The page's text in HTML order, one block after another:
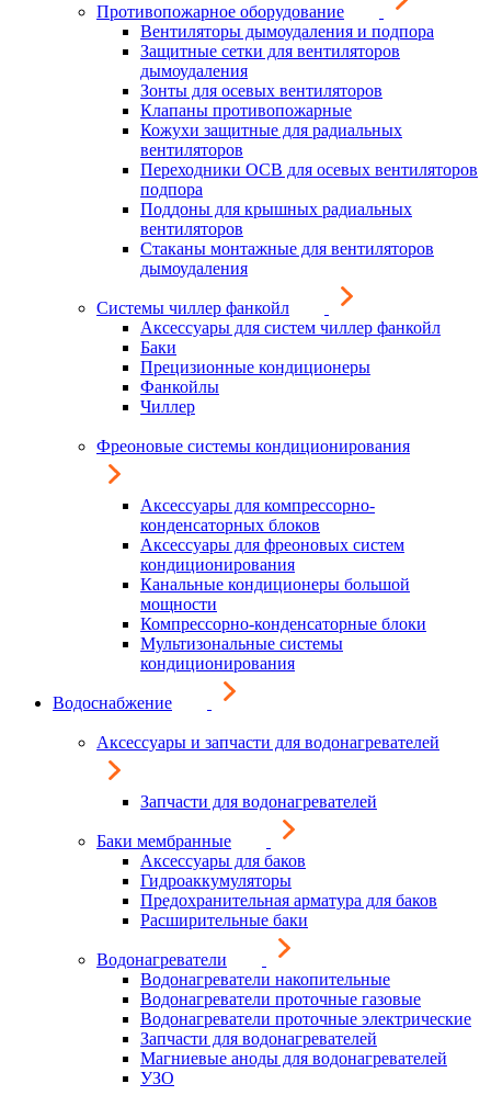
Противопожарное оборудование
Вентиляторы дымоудаления и подпора
Защитные сетки для вентиляторов
дымоудаления
Зонты для осевых вентиляторов
Клапаны противопожарные
Кожухи защитные для радиальных
вентиляторов
Переходники ОСВ для осевых вентиляторов
подпора
Поддоны для крышных радиальных
вентиляторов
Стаканы монтажные для вентиляторов
дымоудаления
Системы чиллер фанкойл
Аксессуары для систем чиллер фанкойл
Баки
Прецизионные кондиционеры
Фанкойлы
Чиллер
Фреоновые системы кондиционирования
Аксессуары для компрессорно-
конденсаторных блоков
Аксессуары для фреоновых систем
кондиционирования
Канальные кондиционеры большой
мощности
Компрессорно-конденсаторные блоки
Мультизональные системы
кондиционирования
Водоснабжение
Аксессуары и запчасти для водонагревателей
Запчасти для водонагревателей
Баки мембранные
Аксессуары для баков
Гидроаккумуляторы
Предохранительная арматура для баков
Расширительные баки
Водонагреватели
Водонагреватели накопительные
Водонагреватели проточные газовые
Водонагреватели проточные электрические
Запчасти для водонагревателей
Магниевые аноды для водонагревателей
УЗО